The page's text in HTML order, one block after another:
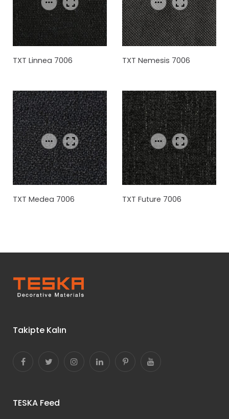
TXT Linnea 7006 TXT Nemesis 7006
TXT Medea 7006 TXT Future 7006
Takipte Kalın
TESKA Feed